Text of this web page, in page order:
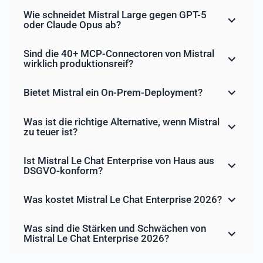
Wie schneidet Mistral Large gegen GPT-5
oder Claude Opus ab?
Sind die 40+ MCP-Connectoren von Mistral
wirklich produktionsreif?
Bietet Mistral ein On-Prem-Deployment?
Was ist die richtige Alternative, wenn Mistral
zu teuer ist?
Ist Mistral Le Chat Enterprise von Haus aus
DSGVO-konform?
Was kostet Mistral Le Chat Enterprise 2026?
Was sind die Stärken und Schwächen von
Mistral Le Chat Enterprise 2026?